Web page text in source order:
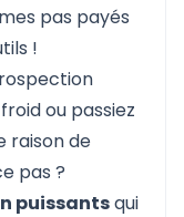
pas payés
!
ou passiez
raison de
pas ?
puissantsqui